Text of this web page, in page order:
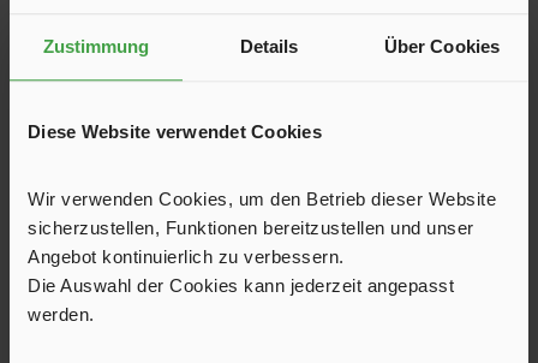
Zustimmung Details Über Cookies
Diese Website verwendet Cookies
Wir verwenden Cookies, um den Betrieb dieser Website
sicherzustellen, Funktionen bereitzustellen und unser
Angebot kontinuierlich zu verbessern.
Die Auswahl der Cookies kann jederzeit angepasst
werden.
Produktgalerie überspringen
Kunden kauften auch